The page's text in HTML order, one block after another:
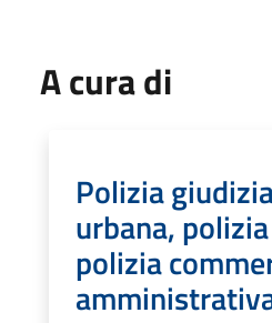
A cura di
Polizia
urbana,
polizia